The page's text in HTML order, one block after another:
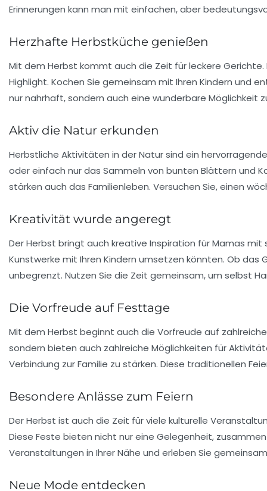
Erinnerungen kann man mit einfachen, aber
Herzhafte Herbstküche genießen
Mit dem Herbst kommt auch die Zeit fürleckere Gerichte.
Highlight. Kochen Sie gemeinsam mit Ihren Kindern und
nur nahrhaft, sondern auch eine wunderbare Möglichkeit
Aktiv die Natur erkunden
Herbstliche Aktivitäten in der Natur sind ein
oder einfach nur das Sammeln von bunten Blättern und
stärken auch das Familienleben. Versuchen Sie, einen
Kreativität wurde angeregt
Der Herbst bringt auch kreative Inspiration für Mamas
Kunstwerke mit Ihren Kindern umsetzen könnten. Ob das
unbegrenzt. Nutzen Sie die Zeit gemeinsam, um selbst
Die Vorfreude auf Festtage
Mit dem Herbst beginnt auch die Vorfreude auf
sondern bieten auch zahlreiche Möglichkeiten für
Verbindung zur Familie zu stärken. Diese traditionellen
Besondere Anlässe zum Feiern
Der Herbst ist auch die Zeit für viele kulturelle
Diese Feste bieten nicht nur eine Gelegenheit,
Veranstaltungen in Ihrer Nähe und erleben Sie
Neue Mode entdecken